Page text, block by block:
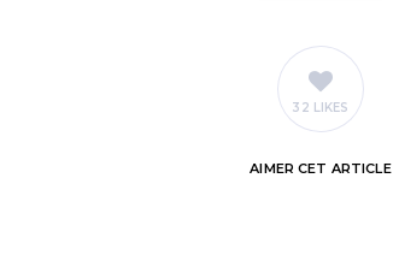
32 LIKES
AIMER CET ARTICLE